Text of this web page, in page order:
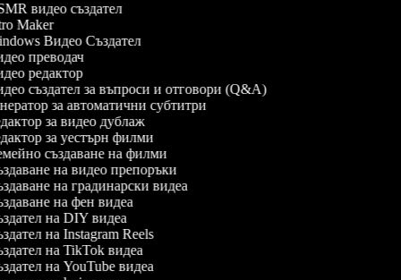
видео създател
Maker
Видео Създател
преводач
редактор
създател за въпроси и отговори (Q&A)
за автоматични субтитри
за видео дублаж
за уестърн филми
създаване на филми
на видео препоръки
на градинарски видеа
на фен видеа
на DIY видеа
на Instagram Reels
на TikTok видеа
на YouTube видеа